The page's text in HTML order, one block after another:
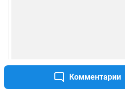
Комментарии